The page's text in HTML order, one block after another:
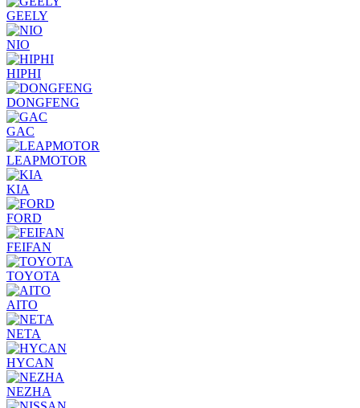
GEELY
NIO
HIPHI
DONGFENG
GAC
LEAPMOTOR
KIA
FORD
FEIFAN
TOYOTA
AITO
NETA
HYCAN
NEZHA